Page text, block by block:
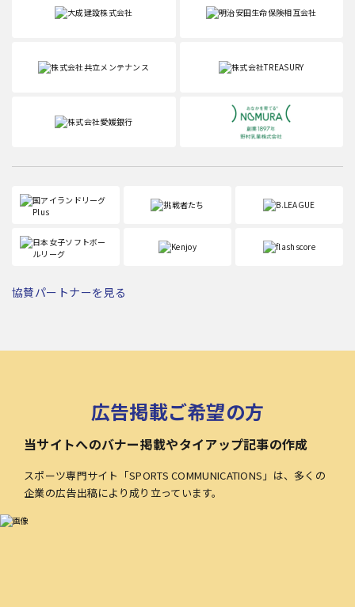
協賛パートナーを見る
広告掲載ご希望の方
当サイトへのバナー掲載やタイアップ記事の作成
スポーツ専門サイト「SPORTS COMMUNICATIONS」は、多くの
企業の広告出稿により成り立っています。